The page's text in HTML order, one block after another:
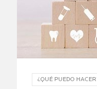
¿QUÉ PUEDO